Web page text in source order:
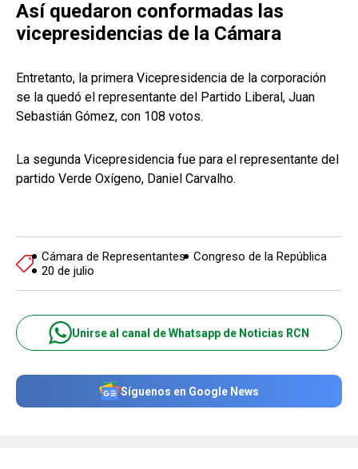
Así quedaron conformadas las
vicepresidencias de la Cámara
Entretanto, la primera Vicepresidencia de la corporación
se la quedó el representante del Partido Liberal, Juan
Sebastián Gómez, con 108 votos.
La segunda Vicepresidencia fue para el representante del
partido Verde Oxígeno, Daniel Carvalho.
Cámara de Representantes Congreso de la República
20 de julio
Unirse al canal de Whatsapp de Noticias RCN
Síguenos en Google News